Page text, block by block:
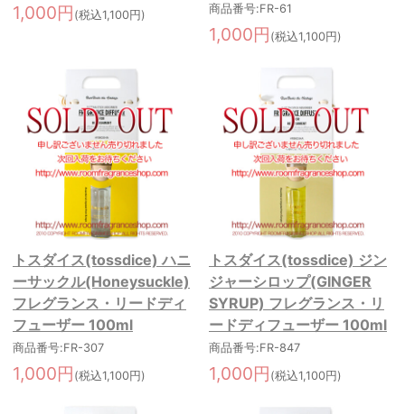
1,000円 (税込1,100円) 商品番号:FR-61
1,000円 (税込1,100円)
トスダイス(tossdice) ハニ
ーサックル(Honeysuckle)
フレグランス・リードディ
フューザー 100ml
商品番号:FR-307
1,000円 (税込1,100円)
トスダイス(tossdice) ジン
ジャーシロップ(GINGER
SYRUP) フレグランス・リ
ードディフューザー 100ml
商品番号:FR-847
1,000円 (税込1,100円)